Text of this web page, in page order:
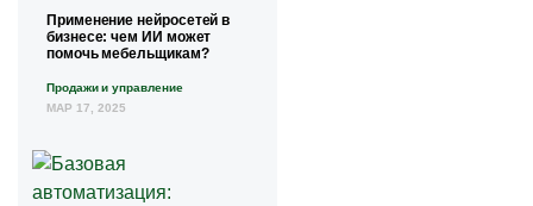
Применение нейросетей в
бизнесе: чем ИИ может
помочь мебельщикам?
Продажи и управление
МАР 17, 2025